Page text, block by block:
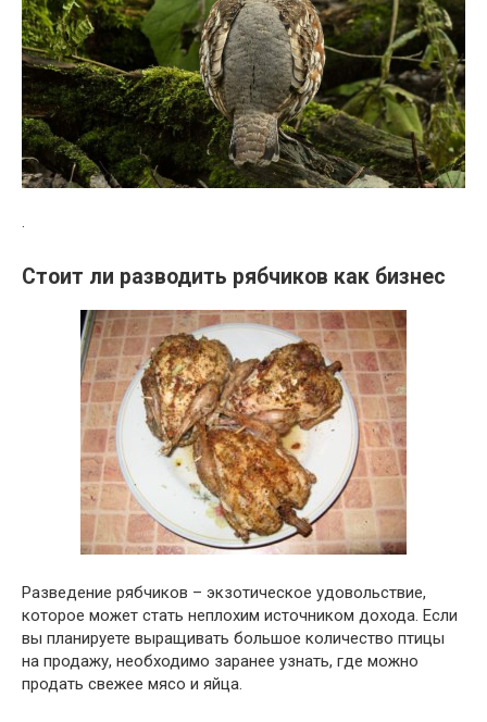
.
Стоит ли разводить рябчиков как бизнес
Разведение рябчиков – экзотическое удовольствие,
которое может стать неплохим источником дохода. Если
вы планируете выращивать большое количество птицы
на продажу, необходимо заранее узнать, где можно
продать свежее мясо и яйца.